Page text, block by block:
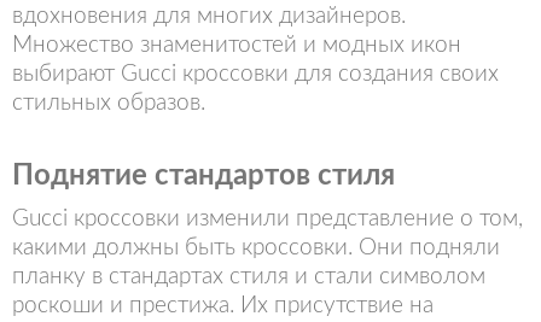
вдохновения для многих дизайнеров.
Множество знаменитостей и модных икон
выбирают Gucci кроссовки для создания своих
стильных образов.
Поднятие стандартов стиля
Gucci кроссовки изменили представление о том,
какими должны быть кроссовки. Они подняли
планку в стандартах стиля и стали символом
роскоши и престижа. Их присутствие на